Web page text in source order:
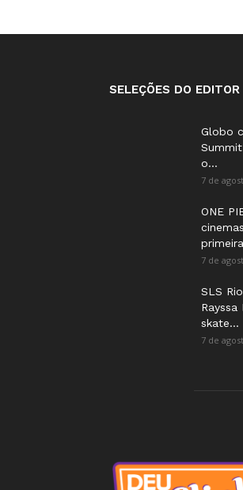
SELEÇÕES DO EDITOR
Globo
o...
7 de
ONE
7 de
SLS
skate...
7 de